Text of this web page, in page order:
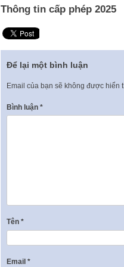
Thông tin cấp phép 2025
Để lại một bình luận
Email của bạn sẽ không được hiển
Bình luận *
Tên *
Email *